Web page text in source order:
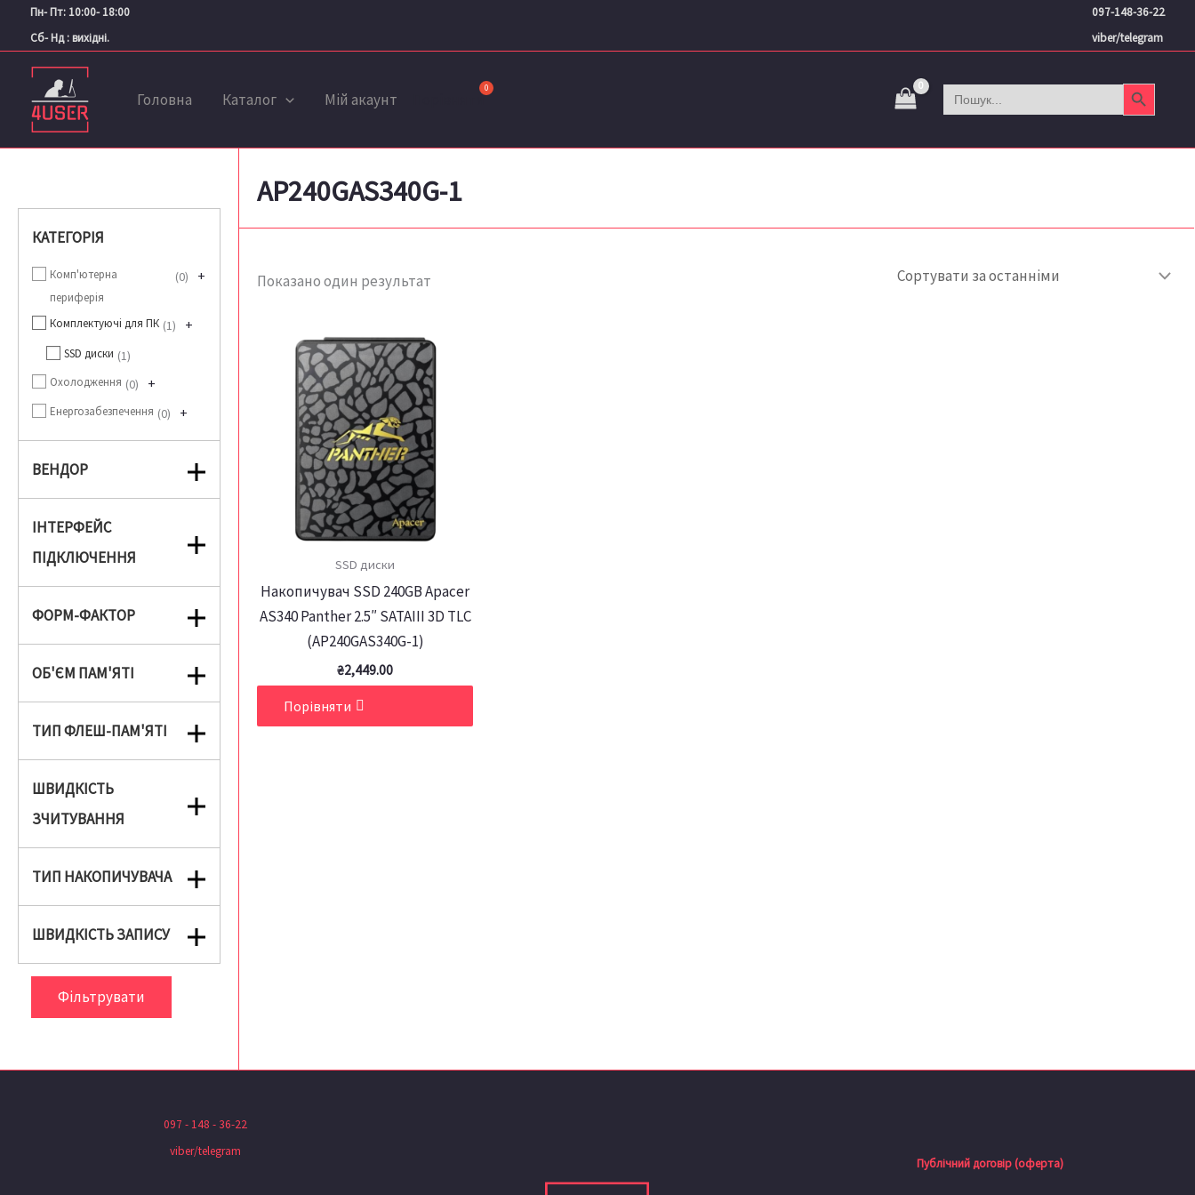
ПерейтиПн- Пт: 10:00- 18:00
Сб- Нд : вихідні.
097-148-36-22
viber/telegram
Головна Каталог Мій акаунт Порівняти Search
for:
Search Button
КАТЕГОРІЯ
Комп'ютерна
периферія
+
0
Комплектуючі для ПК +
1
SSD диски 1
Охолодження +
0
Енергозабезпечення +
0
ВЕНДОР
ІНТЕРФЕЙС
ПІДКЛЮЧЕННЯ
ФОРМ-ФАКТОР
ОБ'ЄМ ПАМ'ЯТІ
ТИП ФЛЕШ-ПАМ'ЯТІ
ШВИДКІСТЬ
ЗЧИТУВАННЯ
ТИП НАКОПИЧУВАЧА
ШВИДКІСТЬ ЗАПИСУ
Фільтрувати
AP240GAS340G-1
Показано один результат
SSD диски
Накопичувач SSD 240GB Apacer
AS340 Panther 2.5″ SATAIII 3D TLC
(AP240GAS340G-1)
₴2,449.00
Порівняти
097 - 148 - 36-22
viber/telegram
Публічний договір (оферта)